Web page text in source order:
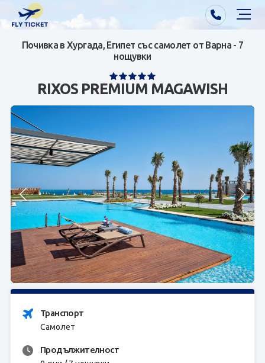
Почивки от Варна
Почивки от София/Пловдив/Бургас
Самолетни билети
Визи
Контакти
За нас
ЗАПИТВАНЕ
Почивка в Хургада, Египет със самолет от Варна - 7
нощувки
RIXOS PREMIUM MAGAWISH
Транспорт
Самолет
Продължителност